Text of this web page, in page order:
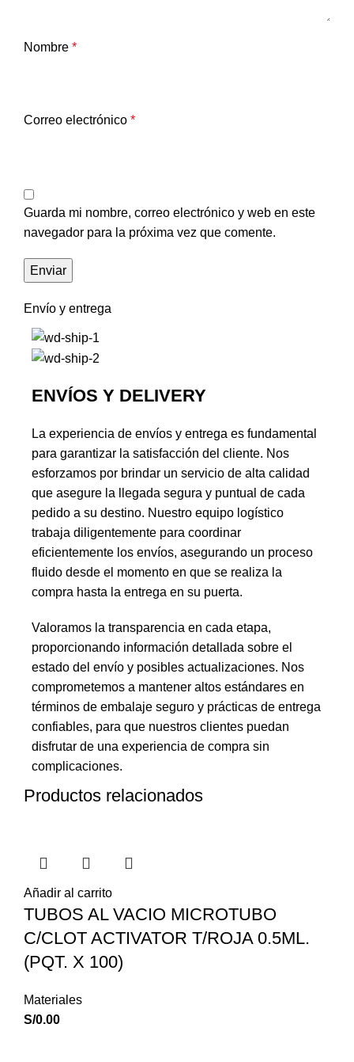
Nombre *
Correo electrónico *
Guarda mi nombre, correo electrónico y web en este
navegador para la próxima vez que comente.
Envío y entrega
ENVÍOS Y DELIVERY
La experiencia de envíos y entrega es fundamental
para garantizar la satisfacción del cliente. Nos
esforzamos por brindar un servicio de alta calidad
que asegure la llegada segura y puntual de cada
pedido a su destino. Nuestro equipo logístico
trabaja diligentemente para coordinar
eficientemente los envíos, asegurando un proceso
fluido desde el momento en que se realiza la
compra hasta la entrega en su puerta.
Valoramos la transparencia en cada etapa,
proporcionando información detallada sobre el
estado del envío y posibles actualizaciones. Nos
comprometemos a mantener altos estándares en
términos de embalaje seguro y prácticas de entrega
confiables, para que nuestros clientes puedan
disfrutar de una experiencia de compra sin
complicaciones.
Productos relacionados
Añadir al carrito
TUBOS AL VACIO MICROTUBO
C/CLOT ACTIVATOR T/ROJA 0.5ML.
(PQT. X 100)
Materiales
S/0.00